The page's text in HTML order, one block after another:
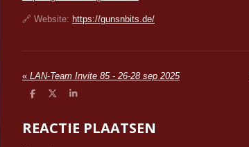
🔗 Website: https://gunsnbits.de/
« LAN-Team Invite 85 - 26-28 sep 2025
D
e
n
D
l
S
r
e
REACTIE PLAATSEN